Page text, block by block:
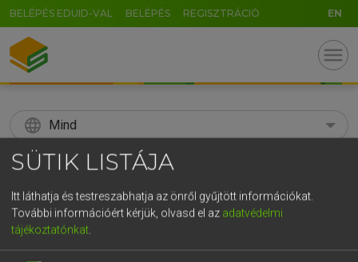
BELÉPÉS EDUID-VAL BELÉPÉS REGISZTRÁCIÓ EN
menu
language Mind
search
KERESÉS
SÜTIK LISTÁJA
Itt láthatja és testreszabhatja az önről gyűjtött információkat.
További információért kérjük, olvasd el az adatvédelmi
tájékoztatónkat
GR
5 6 7 8 9 ö ü ó
r t z u i o p ő ú